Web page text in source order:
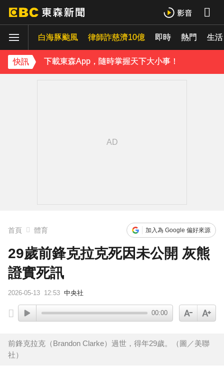
白海豚颱風 律師詐慈濟10億 即時 熱門 生活
快訊
42歲情色女星要結婚了！甜嫁「前職棒選手」浪漫告白：迅速奪走我的心
下載東森App，隨時掌握天下大小事！
首頁 體育 加入為 Google 偏好來源
29歲前鋒克拉克死因未公開 灰熊
證實死訊
2026-05-13 12:53 中央社
00:00
前鋒克拉克（Brandon Clarke）過世，得年29歲。（圖／美聯
社）